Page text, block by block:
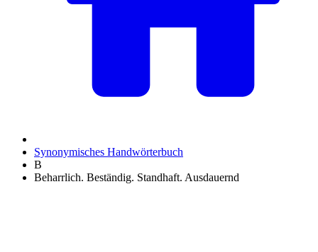
Synonymisches Handwörterbuch
B
Beharrlich. Beständig. Standhaft. Ausdauernd